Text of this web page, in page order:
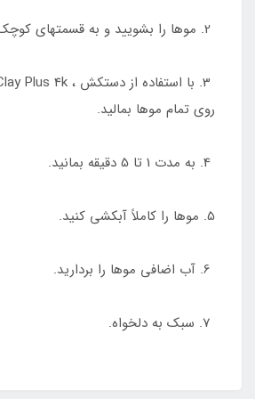
روی تمام موها بمالید.
5. موها را کاملاً آبکشی کنید.